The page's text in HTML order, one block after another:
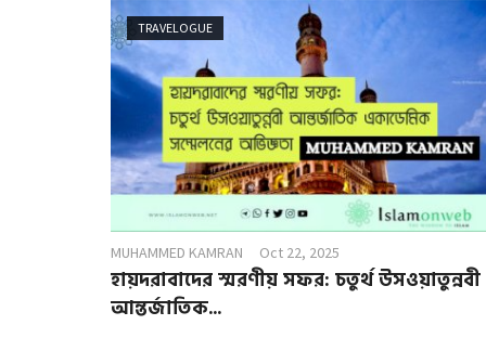
TRAVELOGUE
MUHAMMED KAMRAN Oct 22, 2025
হায়দরাবাদের স্মরণীয় সফর: চতুর্থ উসওয়াতুন্নবী
আন্তর্জাতিক...